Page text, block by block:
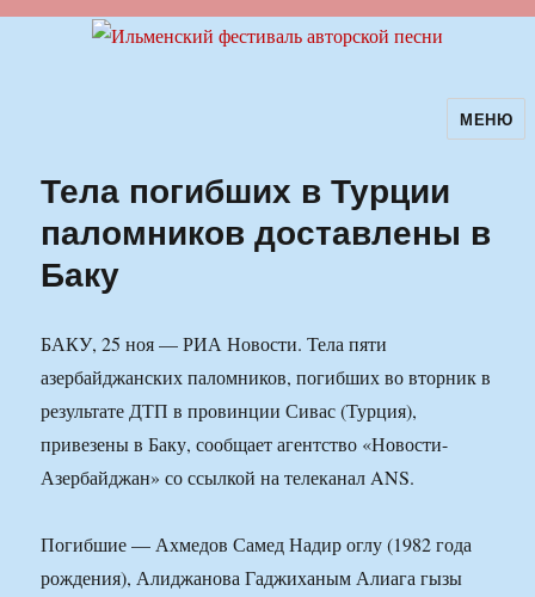
Ильменский фестиваль авторскойМЕНЮ
Тела погибших в Турции
паломников доставлены в
Баку
БАКУ, 25 ноя — РИА Новости. Тела пяти
азербайджанских паломников, погибших во вторник в
результате ДТП в провинции Сивас (Турция),
привезены в Баку, сообщает агентство «Новости-
Азербайджан» со ссылкой на телеканал ANS.
Погибшие — Ахмедов Самед Надир оглу (1982 года
рождения), Алиджанова Гаджиханым Алиага гызы